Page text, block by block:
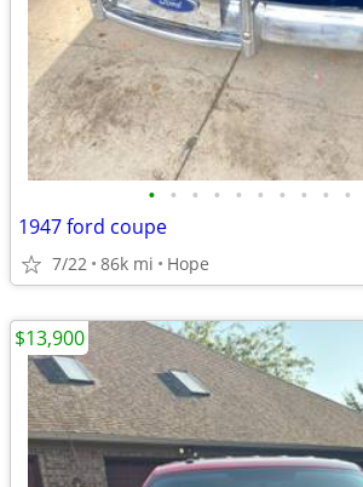
• • • • • • • • • •
1947 ford coupe
7/22 86k mi Hope
$13,900